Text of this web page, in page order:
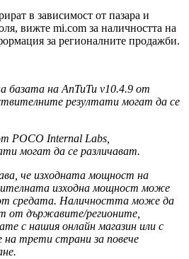
в зависимост от пазара и
вижте mi.com за наличността на
за регионалните продажби.
базата на AnTuTu v10.4.9 от
резултати могат да се
POCO Internal Labs,
могат да се различават.
че изходната мощност на
изходна мощност може
средата. Наличността може да
от държавите/регионите,
с нашия онлайн магазин или с
на трети страни за повече